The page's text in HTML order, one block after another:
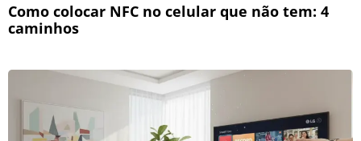
Como colocar NFC no celular que não tem: 4
caminhos